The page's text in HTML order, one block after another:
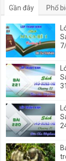
Gần đây Phổ